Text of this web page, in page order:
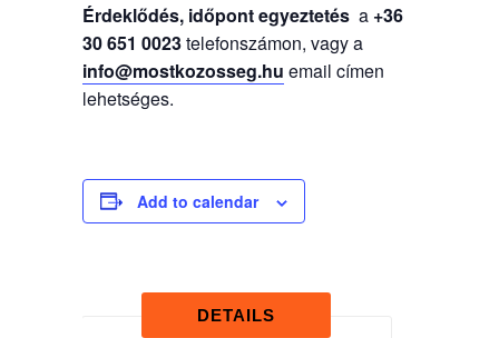
Érdeklődés, időpont egyeztetés a +36
30 651 0023telefonszámon, vagy a
info@mostkozosseg.hu email címen
lehetséges.
Add to calendar
DETAILS